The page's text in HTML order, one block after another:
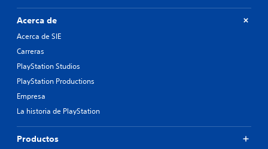
Acerca de
Acerca de SIE
Carreras
PlayStation Studios
PlayStation Productions
Empresa
La historia de PlayStation
Productos